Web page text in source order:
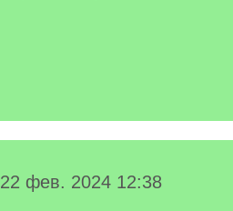
22 фев. 2024 12:38